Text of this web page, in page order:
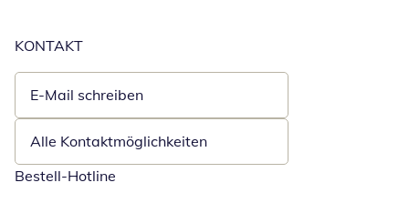
KONTAKT
E-Mail schreiben
Öffnet E-Mail-Client
Alle Kontaktmöglichkeiten
Bestell-Hotline